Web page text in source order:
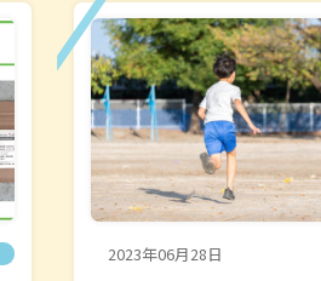
2023年06月28日